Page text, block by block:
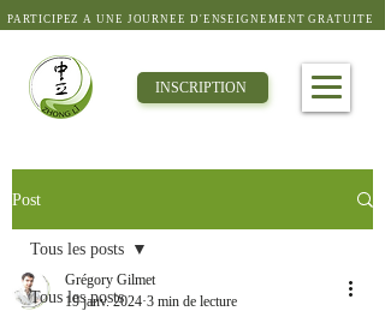
PARTICIPEZ À UNE JOURNÉE D'ENSEIGNEMENT GRATUITE
INSCRIPTION
Post
Tous les posts
Tous les posts
Grégory Gilmet
19 janv. 2024 3 min de lecture